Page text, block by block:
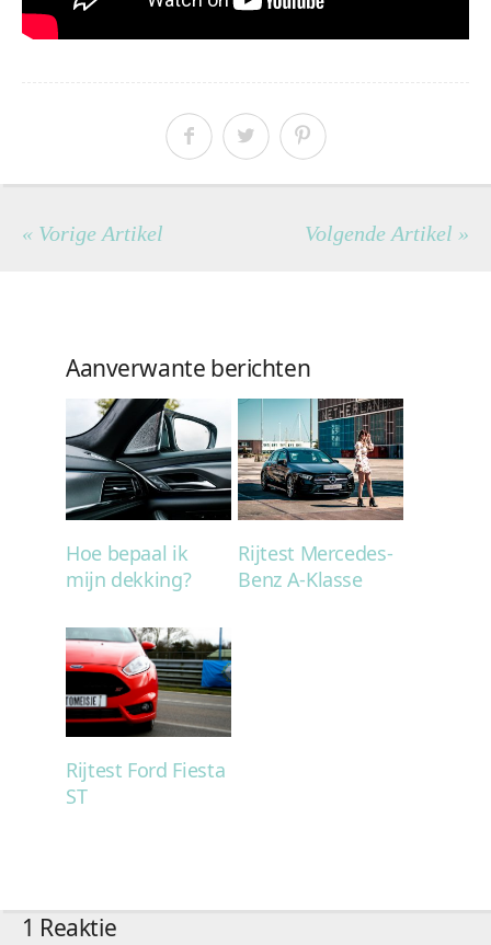
« Vorige Artikel Volgende Artikel »
Aanverwante berichten
Hoe bepaal ik
mijn dekking?
Rijtest Mercedes-
Benz A-Klasse
Rijtest Ford Fiesta
ST
1 Reaktie